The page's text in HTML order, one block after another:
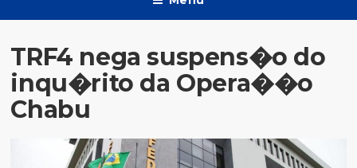
TRF4 nega suspens�o do
inqu�rito da Opera��o
Chabu